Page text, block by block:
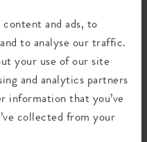
and ads, to
to analyse our traffic.
your use of our site
and analytics partners
information that you’ve
collected from your
iconic, expressive,
always thoughtfully
surface finish. This
each shape to stand out
but all planters in this
family, forming a
designed to elevate its
it holds.